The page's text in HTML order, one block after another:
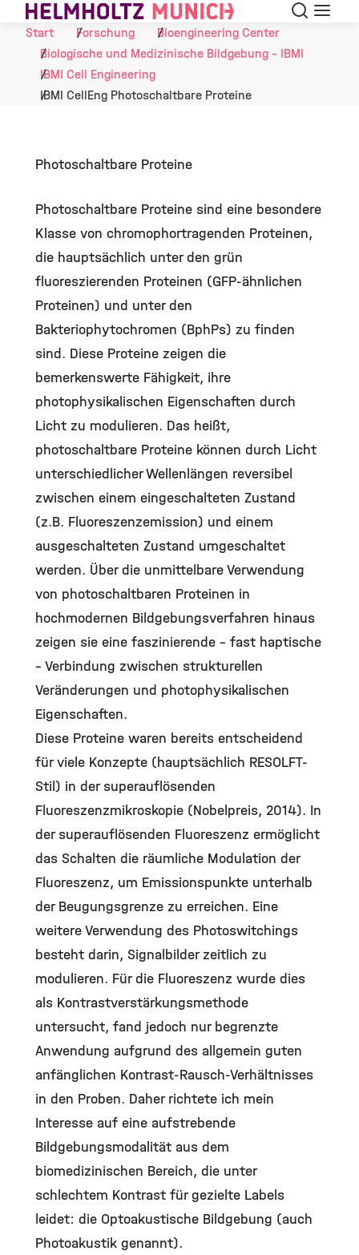
Skip to Content Suche
Start
Forschung
Bioengineering Center
Biologische und Medizinische Bildgebung - IBMI
IBMI Cell Engineering
IBMI CellEng Photoschaltbare Proteine
Photoschaltbare Proteine
Photoschaltbare Proteine sind eine besondere
Klasse von chromophortragenden Proteinen,
die hauptsächlich unter den grün
fluoreszierenden Proteinen (GFP-ähnlichen
Proteinen) und unter den
Bakteriophytochromen (BphPs) zu finden
sind. Diese Proteine zeigen die
bemerkenswerte Fähigkeit, ihre
photophysikalischen Eigenschaften durch
Licht zu modulieren. Das heißt,
photoschaltbare Proteine können durch Licht
unterschiedlicher Wellenlängen reversibel
zwischen einem eingeschalteten Zustand
(z.B. Fluoreszenzemission) und einem
ausgeschalteten Zustand umgeschaltet
werden. Über die unmittelbare Verwendung
von photoschaltbaren Proteinen in
hochmodernen Bildgebungsverfahren hinaus
zeigen sie eine faszinierende – fast haptische
– Verbindung zwischen strukturellen
Veränderungen und photophysikalischen
Eigenschaften.
Diese Proteine waren bereits entscheidend
für viele Konzepte (hauptsächlich RESOLFT-
Stil) in der superauflösenden
Fluoreszenzmikroskopie (Nobelpreis, 2014). In
der superauflösenden Fluoreszenz ermöglicht
das Schalten die räumliche Modulation der
Fluoreszenz, um Emissionspunkte unterhalb
der Beugungsgrenze zu erreichen. Eine
weitere Verwendung des Photoswitchings
besteht darin, Signalbilder zeitlich zu
modulieren. Für die Fluoreszenz wurde dies
als Kontrastverstärkungsmethode
untersucht, fand jedoch nur begrenzte
Anwendung aufgrund des allgemein guten
anfänglichen Kontrast-Rausch-Verhältnisses
in den Proben. Daher richtete ich mein
Interesse auf eine aufstrebende
Bildgebungsmodalität aus dem
biomedizinischen Bereich, die unter
schlechtem Kontrast für gezielte Labels
leidet: die Optoakustische Bildgebung (auch
Photoakustik genannt).